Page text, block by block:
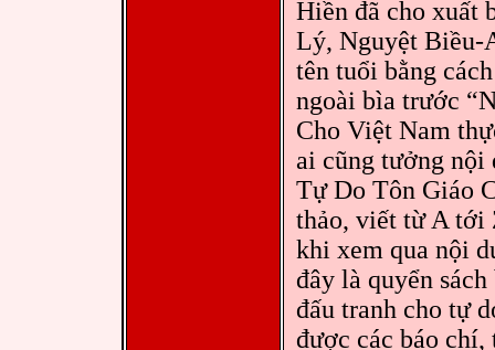
Hiền đã cho xuất
Lý, Nguyệt Biều-
tên tuổi bằng
ngoài bìa trước
Cho Việt Nam
ai cũng tưởng nội
Tự Do Tôn Giáo
thảo, viết từ A
khi xem qua nội
đây là quyển
đấu tranh cho tự
được các báo chí,